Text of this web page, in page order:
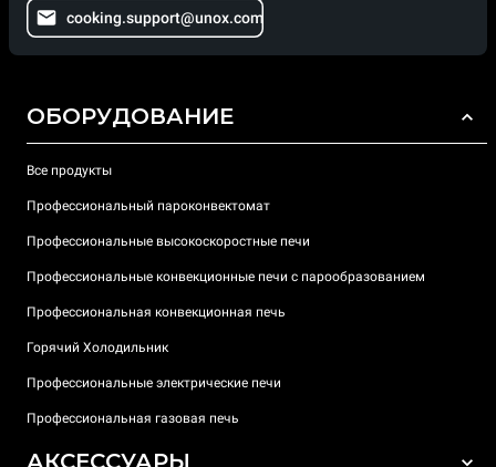
cooking.support@unox.com
ОБОРУДОВАНИЕ
Все продукты
Профессиональный пароконвектомат
Профессиональные высокоскоростные печи
Профессиональные конвекционные печи с парообразованием
Профессиональная конвекционная печь
Горячий Холодильник
Профессиональные электрические печи
Профессиональная газовая печь
АКСЕССУАРЫ